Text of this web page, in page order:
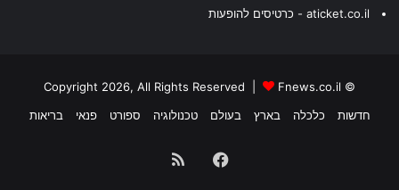
aticket.co.il - כרטיסים להופעות
© Copyright 2026, All Rights Reserved |
Fnews.co.il
חדשות
כלכלה בארץ בעולם טכנולוגיה ספורט פנאי בריאות
Facebook